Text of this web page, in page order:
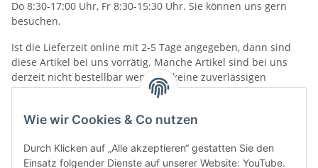
Wie wir Cookies & Co nutzen
Durch Klicken auf „Alle akzeptieren“ gestatten Sie den
Einsatz folgender Dienste auf unserer Website: YouTube.
Do 8:30-17:00 Uhr, Fr 8:30-15:30 Uhr. Sie können uns gern
besuchen.
Ist die Lieferzeit online mit 2-5 Tage angegeben, dann sind
diese Artikel bei uns vorrätig. Manche Artikel sind bei uns
derzeit nicht bestellbar wenn wir keine zuverlässigen
Liefertermine haben.
Informationen